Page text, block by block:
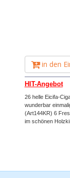
in den
HIT-Angebot
26 helle Eicifa-
wunderbar
(Art144KR) 6
im schönen